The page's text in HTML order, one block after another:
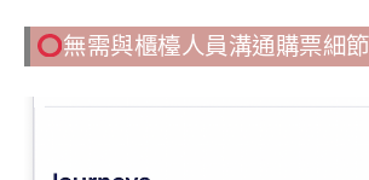
無需與櫃檯人員溝通購票細節